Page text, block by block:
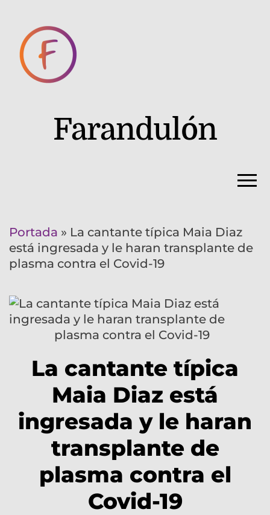
Farandulón
Portada » La cantante típica Maia Diaz
está ingresada y le haran transplante de
plasma contra el Covid-19
La cantante típica
Maia Diaz está
ingresada y le haran
transplante de
plasma contra el
Covid-19